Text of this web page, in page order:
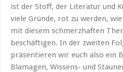
ist der Stoff, der Literatur und
viele Gründe, rot zu werden,
mit diesem schmerzhaften
beschäftigen. In der zweiten
präsentieren wir euch also ein
Blamagen, Wissens- und